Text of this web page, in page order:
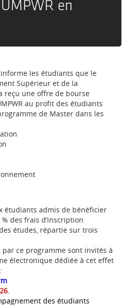
en
informe les étudiants que le
Supérieur et de la
reçu une offre de bourse
au profit des étudiants
de Master dans les
étudiants admis de bénéficier
des frais d’inscription
études, répartie sur trois
ce programme sont invités à
électronique dédiée à cet effet
.
des étudiants